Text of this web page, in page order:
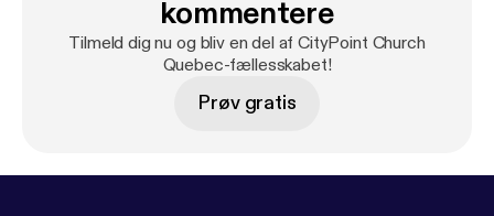
kommentere
Tilmeld dig nu og bliv en del af CityPoint Church
Quebec-fællesskabet!
Prøv gratis